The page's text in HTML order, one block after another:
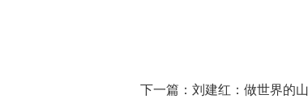
下一篇：刘建红：做世界的